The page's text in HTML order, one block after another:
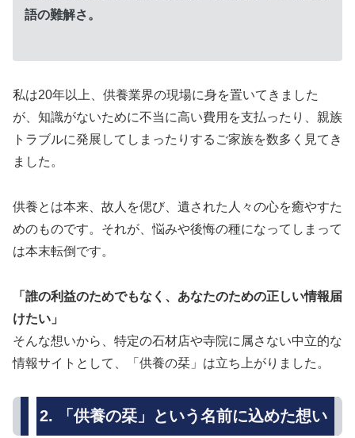
語の難解さ。
私は20年以上、供養業界の現場に身を置いてきました
が、知識がないために不当に高い費用を支払ったり、親族
トラブルに発展してしまったりするご家族を数多く見てき
ました。
供養とは本来、故人を偲び、遺された人々の心を癒やすた
めのものです。それが、悩みや後悔の種になってしまって
は本末転倒です。
「誰の利益のためでもなく、あなたのための正しい情報届
けたい」
そんな想いから、特定の石材店や寺院に属さない中立的な
情報サイトとして、「供養の栞」は立ち上がりました。
2. 「供養の栞」という名前に込めた想い